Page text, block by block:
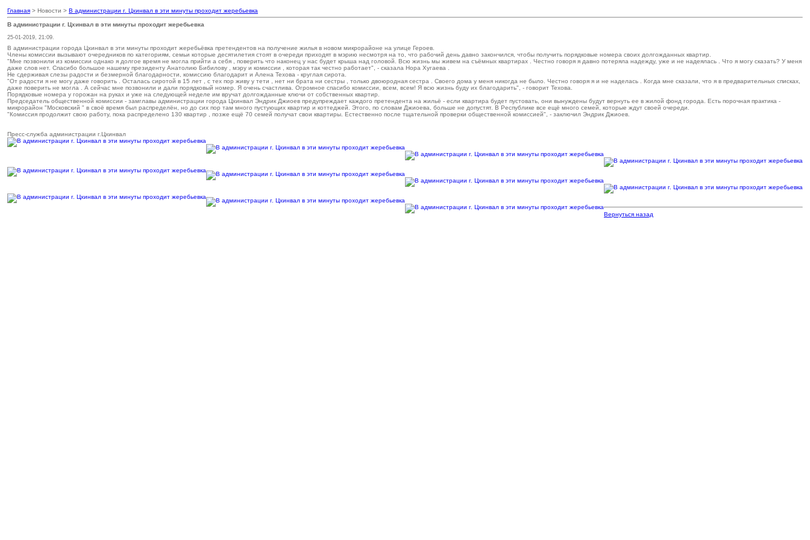
Главная > Новости > В администрации г. Цхинвал в эти минуты проходит жеребьевка
В администрации г. Цхинвал в эти минуты проходит жеребьевка
25-01-2019, 21:09.
В администрации города Цхинвал в эти минуты проходит жеребьёвка претендентов на получение жилья в новом микрорайоне на улице Героев.
Члены комиссии вызывают очередников по категориям, семьи которые десятилетия стоят в очереди приходят в мэрию несмотря на то, что рабочий день давно закончился, чтобы получить порядковые номера своих долгожданных квартир.
"Мне позвонили из комиссии однако я долгое время не могла прийти а себя , поверить что наконец у нас будет крыша над головой. Всю жизнь мы живем на съёмных квартирах . Честно говоря я давно потеряла надежду, уже и не надеялась . Что я могу сказать? У меня
даже слов нет. Спасибо большое нашему президенту Анатолию Бибилову , мэру и комиссии , которая так честно работает", - сказала Нора Хугаева .
Не сдерживая слезы радости и безмерной благодарности, комиссию благодарит и Алена Техова - круглая сирота.
"От радости я не могу даже говорить . Осталась сиротой в 15 лет , с тех пор живу у тети , нет ни брата ни сестры , только двоюродная сестра . Своего дома у меня никогда не было. Честно говоря я и не наделась . Когда мне сказали, что я в предварительных списках,
даже поверить не могла . А сейчас мне позвонили и дали порядковый номер. Я очень счастлива. Огромное спасибо комиссии, всем, всем! Я всю жизнь буду их благодарить", - говорит Техова.
Порядковые номера у горожан на руках и уже на следующей неделе им вручат долгожданные ключи от собственных квартир.
Председатель общественной комиссии - замглавы администрации города Цхинвал Эндрик Джиоев предупреждает каждого претендента на жильё - если квартира будет пустовать, они вынуждены будут вернуть ее в жилой фонд города. Есть порочная практика -
микрорайон "Московский " в своё время был распределён, но до сих пор там много пустующих квартир и коттеджей. Этого, по словам Джиоева, больше не допустят. В Республике все ещё много семей, которые ждут своей очереди.
"Комиссия продолжит свою работу, пока распределено 130 квартир , позже ещё 70 семей получат свои квартиры. Естественно после тщательной проверки общественной комиссией", - заключил Эндрик Джиоев.
Пресс-служба администрации г.Цхинвал
Вернуться назад